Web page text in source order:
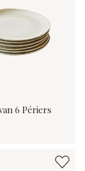
6 Périers